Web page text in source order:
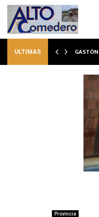
ULTIMAS
Provincia